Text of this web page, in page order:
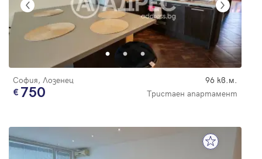
София, Лозенец 96 кв.м.
750 Тристаен апартамент